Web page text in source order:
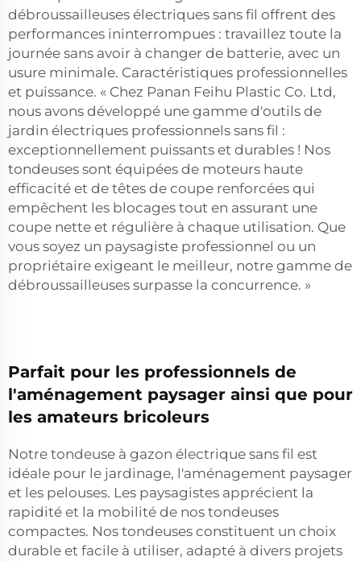
débroussailleuses électriques sans fil offrent des
performances ininterrompues : travaillez toute la
journée sans avoir à changer de batterie, avec un
usure minimale. Caractéristiques professionnelles
et puissance. « Chez Panan Feihu Plastic Co. Ltd,
nous avons développé une gamme d'outils de
jardin électriques professionnels sans fil :
exceptionnellement puissants et durables ! Nos
tondeuses sont équipées de moteurs haute
efficacité et de têtes de coupe renforcées qui
empêchent les blocages tout en assurant une
coupe nette et régulière à chaque utilisation. Que
vous soyez un paysagiste professionnel ou un
propriétaire exigeant le meilleur, notre gamme de
débroussailleuses surpasse la concurrence. »
Parfait pour les professionnels de
l'aménagement paysager ainsi que pour
les amateurs bricoleurs
Notre tondeuse à gazon électrique sans fil est
idéale pour le jardinage, l'aménagement paysager
et les pelouses. Les paysagistes apprécient la
rapidité et la mobilité de nos tondeuses
compactes. Nos tondeuses constituent un choix
durable et facile à utiliser, adapté à divers projets